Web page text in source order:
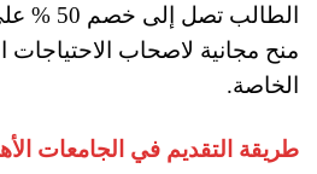
الطالب
منح مجانية لاصحاب الاحتياجات
الخاصة.